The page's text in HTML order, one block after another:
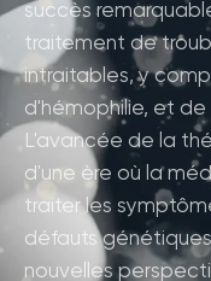
succès
traitement de
intraitables, y
d'hémophilie, et de
L'avancée de la
d'une ère où la
traiter les
défauts
nouvelles